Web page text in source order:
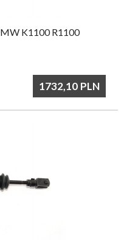
K1100 R1100
1732,10 PLN